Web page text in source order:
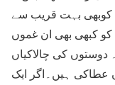
کوبھی بہت قریب سے
کبھی بھی ان غموں
دوستوں کی چالاکیاں
عطاکی ہیں۔اگر ایک